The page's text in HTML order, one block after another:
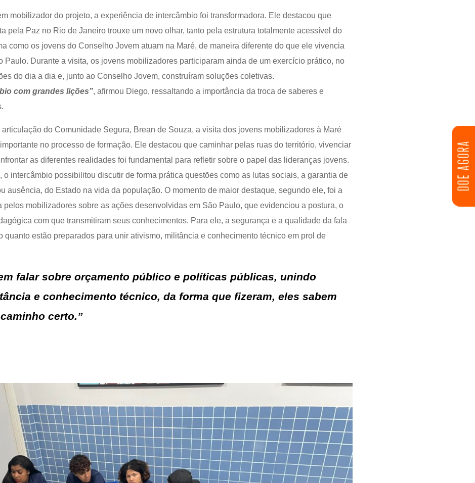
DOE AGORA
mobilizador do projeto, a experiência de intercâmbio foi transformadora. Ele destacou que
pela Paz no Rio de Janeiro trouxe um novo olhar, tanto pela estrutura totalmente acessível do
como os jovens do Conselho Jovem atuam na Maré, de maneira diferente do que ele vivencia
Paulo. Durante a visita, os jovens mobilizadores participaram ainda de um exercício prático, no
do dia a dia e, junto ao Conselho Jovem, construíram soluções coletivas.
com grandes lições”, afirmou Diego, ressaltando a importância da troca de saberes e
do Comunidade Segura, Brean de Souza, a visita dos jovens mobilizadores à Maré
no processo de formação. Ele destacou que caminhar pelas ruas do território, vivenciar
as diferentes realidades foi fundamental para refletir sobre o papel das lideranças jovens.
o intercâmbio possibilitou discutir de forma prática questões como as lutas sociais, a garantia de
ausência, do Estado na vida da população. O momento de maior destaque, segundo ele, foi a
pelos mobilizadores sobre as ações desenvolvidas em São Paulo, que evidenciou a postura, o
com que transmitiram seus conhecimentos. Para ele, a segurança e a qualidade da fala
quanto estão preparados para unir ativismo, militância e conhecimento técnico em prol de
falar sobre orçamento público e políticas públicas, unindo
e conhecimento técnico, da forma que fizeram, eles sabem
certo.”